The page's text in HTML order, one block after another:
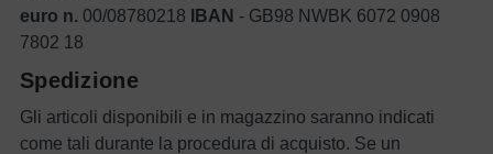
euro n. 00/08780218 IBAN - GB98 NWBK 6072 0908
7802 18
Spedizione
Gli articoli disponibili e in magazzino saranno indicati
come tali durante la procedura di acquisto. Se un